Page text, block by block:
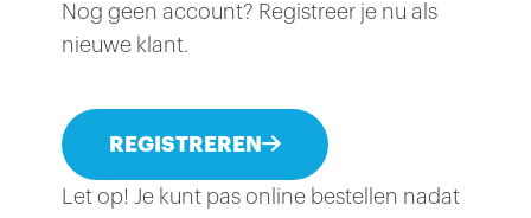
Nog geen account? Registreer je nu als
nieuwe klant.
REGISTREREN
Let op! Je kunt pas online bestellen nadat